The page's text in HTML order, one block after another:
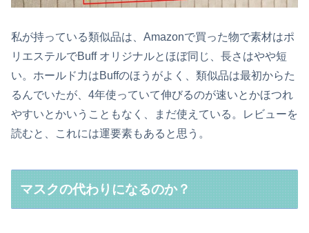
私が持っている類似品は、Amazonで買った物で素材はポ
リエステルでBuff オリジナルとほぼ同じ、長さはやや短
い。ホールド力はBuffのほうがよく、類似品は最初からた
るんでいたが、4年使っていて伸びるのが速いとかほつれ
やすいとかいうこともなく、まだ使えている。レビューを
読むと、これには運要素もあると思う。
マスクの代わりになるのか？